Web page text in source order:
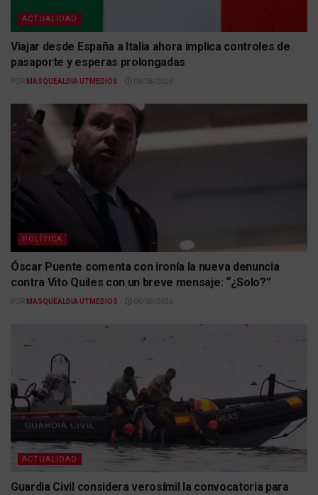
ACTUALIDAD
Viajar desde España a Italia ahora implica controles de
pasaporte y esperas prolongadas
POR MASQUEALDIA UTMEDIOS 06/08/2026
POLÍTICA
Óscar Puente comenta con ironía la nueva denuncia
contra Vito Quiles con un breve mensaje: “¿Solo?”
POR MASQUEALDIA UTMEDIOS 06/08/2026
ACTUALIDAD
Guardia Civil considera verosímil la convocatoria para